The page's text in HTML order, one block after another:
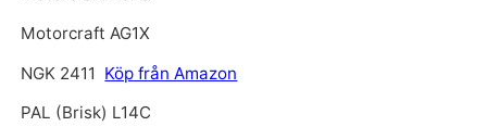
Motorcraft AG1X
NGK 2411 Köp från Amazon
PAL (Brisk) L14C